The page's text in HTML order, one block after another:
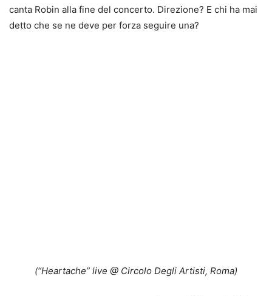
canta Robin alla fine del concerto. Direzione? E chi ha mai
detto che se ne deve per forza seguire una?
(“Heartache” live @ Circolo Degli Artisti, Roma)